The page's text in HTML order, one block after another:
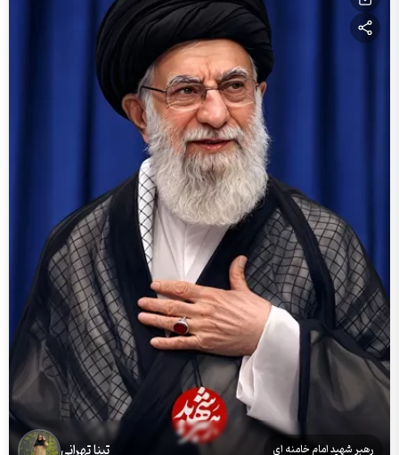
رهبر شهید امام خامنه ای